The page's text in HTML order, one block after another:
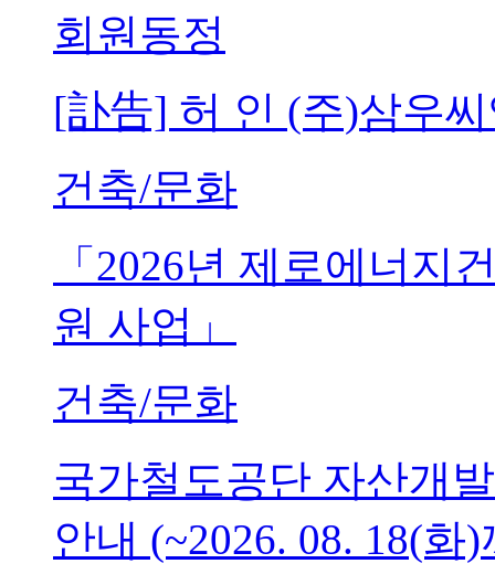
회원동정
[訃告] 허 인 (주)삼우
건축/문화
「2026년 제로에너지
원 사업」
건축/문화
국가철도공단 자산개
안내 (~2026. 08. 18(화